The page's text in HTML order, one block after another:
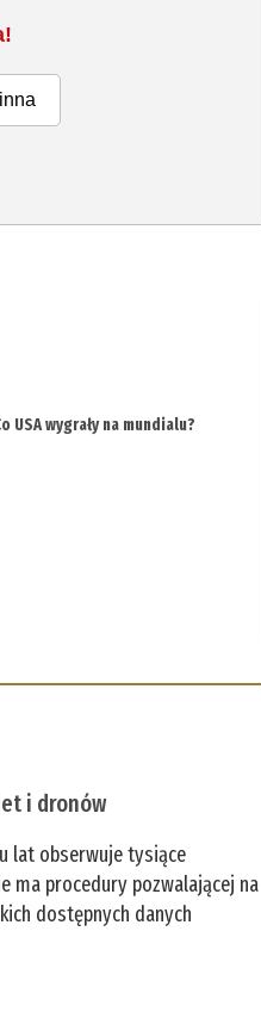
inna
wygrały na mundialu?
i dronów
lat obserwuje tysiące
ma procedury pozwalającej na
dostępnych danych